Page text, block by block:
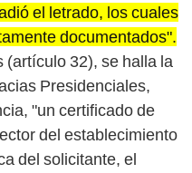
el letrado, los cuales
documentados".
(artículo 32), se halla la
Presidenciales,
"un certificado de
del establecimiento
del solicitante, el